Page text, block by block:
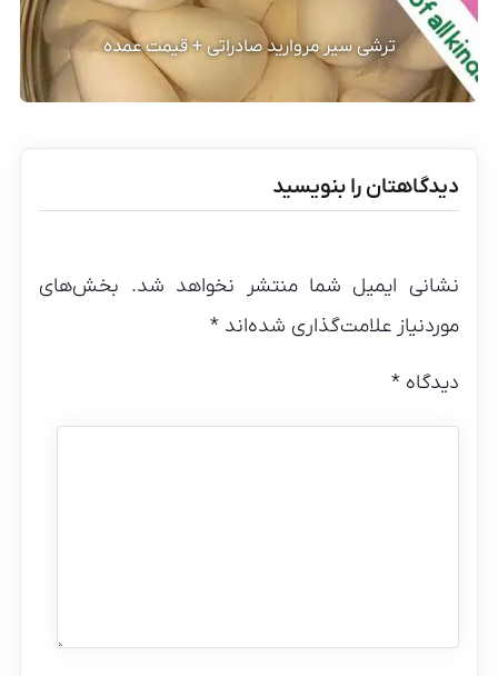
ترشی سیر مروارید صادراتی + قیمت عمده
دیدگاهتان را بنویسید
نشانی ایمیل شما منتشر نخواهد شد. بخش‌های
موردنیاز علامت‌گذاری شده‌اند*
دیدگاه*